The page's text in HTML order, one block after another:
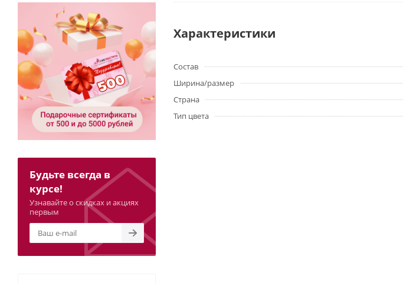
Характеристики
Состав
Ширина/размер
Страна
Тип цвета
Будьте всегда в
курсе!
Узнавайте о скидках и акциях
первым